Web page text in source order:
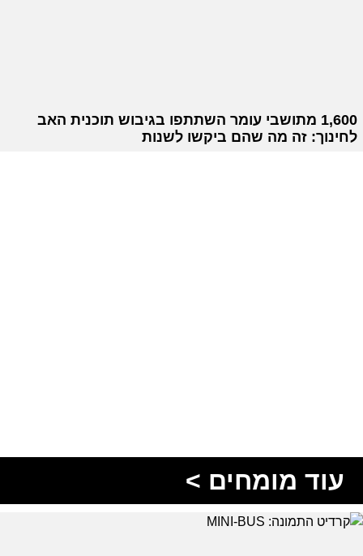
1,600 מתושבי עומר השתתפו בגיבוש תוכנית האב
לחינוך: זה מה שהם ביקשו לשנות
עוד מומחים >